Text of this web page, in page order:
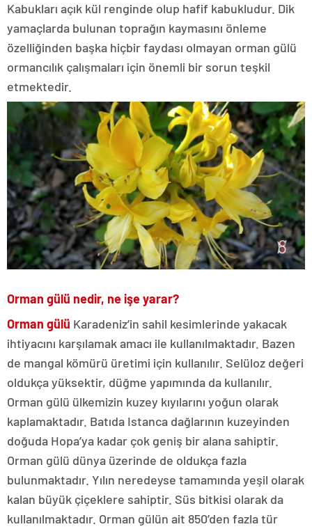
Kabukları açık kül renginde olup hafif kabukludur. Dik
yamaçlarda bulunan toprağın kaymasını önleme
özelliğinden başka hiçbir faydası olmayan orman gülü
ormancılık çalışmaları için önemli bir sorun teşkil
etmektedir.
Orman gülü nedir, ne işe yarar?
Orman gülü Karadeniz’in sahil kesimlerinde yakacak
ihtiyacını karşılamak amacı ile kullanılmaktadır. Bazen
de mangal kömürü üretimi için kullanılır. Selüloz değeri
oldukça yüksektir, düğme yapımında da kullanılır.
Orman gülü ülkemizin kuzey kıyılarını yoğun olarak
kaplamaktadır. Batıda Istanca dağlarının kuzeyinden
doğuda Hopa’ya kadar çok geniş bir alana sahiptir.
Orman gülü dünya üzerinde de oldukça fazla
bulunmaktadır. Yılın neredeyse tamamında yeşil olarak
kalan büyük çiçeklere sahiptir. Süs bitkisi olarak da
kullanılmaktadır. Orman gülün ait 850’den fazla tür